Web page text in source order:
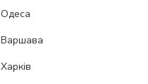
Одеса
Варшава
Харків